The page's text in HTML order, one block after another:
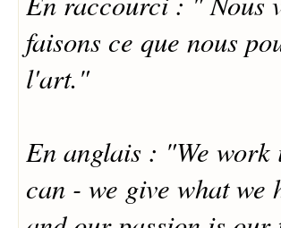
faisons ce que nous
l'art."
En anglais : "We work
can - we give what we